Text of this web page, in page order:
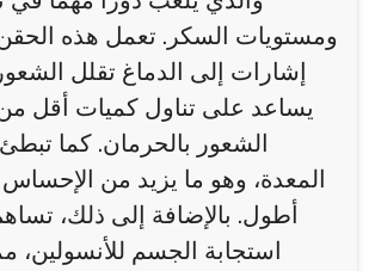
ومستويات السكر. تعمل هذه
إشارات إلى الدماغ تقلل
يساعد على تناول كميات أقل
الشعور بالحرمان. كما
المعدة، وهو ما يزيد من الإحساس
أطول. بالإضافة إلى ذلك،
استجابة الجسم للأنسولين،